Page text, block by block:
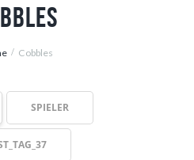
Cobbles
SPIELER